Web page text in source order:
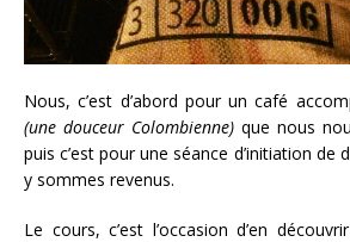
Nous, c’est d’abord pour un café
(une douceur Colombienne) que nous
puis c’est pour une séance d’initiation de
y sommes revenus.
Le cours, c’est l’occasion d’en